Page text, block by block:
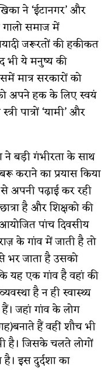
ने ‘ईटानगर’ और
गालो समाज में
जरूरतों की हकीकत
भी ये मनुष्य की
मात्र सरकारों को
अपने हक के लिए स्वयं
पात्रों ‘यामी’ और
ने बड़ी गंभीरता के साथ
कराने का प्रयास किया
से अपनी पढ़ाई कर रही
है और शिक्ष‌को की
आयोजित पांच दिवसीय
के गांव में जाती है तो
भर जाता है उसको
यह एक गांव है वहां की
है न ही स्वास्थ्य
जहां गांव के लोग
हैं वहीं शौच भी
है। जिसके चलते लोगों
इस दुर्दशा का